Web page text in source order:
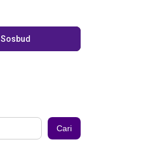
Sosbud
Cari